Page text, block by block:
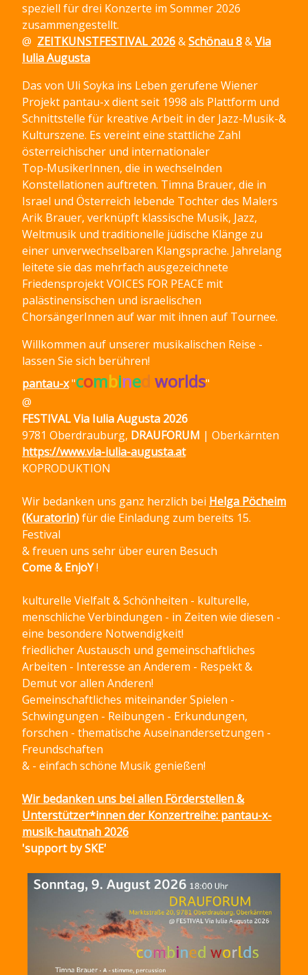
speziell für drei Konzerte im Sommer 2026
zusammengestellt.
@ ZEITKUNSTFESTIVAL 2026&Schönau 8&Via
Iulia Augusta
Das von Uli Soyka ins Leben gerufene Wiener
Projekt pantau-x dient seit 1998 als Plattform und
Schnittstelle für kreative Arbeit in der Jazz-Musik-&
Kulturszene. Es vereint eine stattliche Zahl
österreichischer und internationaler
Top‑MusikerInnen, die in wechselnden
Konstellationen auftreten. Timna Brauer, die in
Israel und Österreich lebende Tochter des Malers
Arik Brauer, verknüpft klassische Musik, Jazz,
Weltmusik und traditionelle jüdische Klänge zu
einer unverwechselbaren Klangsprache. Jahrelang
leitete sie das mehrfach ausgezeichnete
Friedensprojekt VOICES FOR PEACE mit
palästinensischen und israelischen
ChorsängerInnen auf war mit ihnen auf Tournee.
Willkommen auf unserer musikalischen Reise -
lassen Sie sich berühren!
pantau-x"combined worlds"
@
FESTIVAL Via Iulia Augusta 2026
9781 Oberdrauburg, DRAUFORUM | Oberkärnten
https://www.via-iulia-augusta.at
KOPRODUKTION
Wir bedanken uns ganz herzlich bei Helga Pöcheim
(Kuratorin)für die Einladung zum bereits 15.
Festival
& freuen uns sehr über euren Besuch
Come & EnjoY!
kulturelle Vielfalt & Schönheiten - kulturelle,
menschliche Verbindungen - in Zeiten wie diesen -
eine besondere Notwendigkeit!
friedlicher Austausch und gemeinschaftliches
Arbeiten - Interesse an Anderem - Respekt &
Demut vor allen Anderen!
Gemeinschaftliches miteinander Spielen -
Schwingungen - Reibungen - Erkundungen,
forschen - thematische Auseinandersetzungen -
Freundschaften
& - einfach schöne Musik genießen!
Wir bedanken uns bei allen Förderstellen &
Unterstützer*innen der Konzertreihe: pantau-x-
musik-hautnah 2026
'support by SKE'